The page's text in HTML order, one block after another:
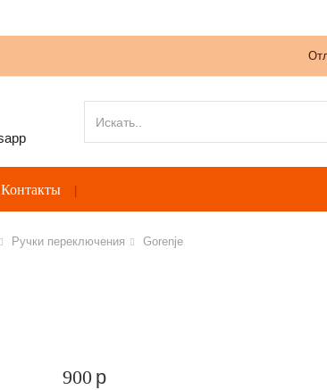
Контакты
Ручки переключения Gorenje
900 p